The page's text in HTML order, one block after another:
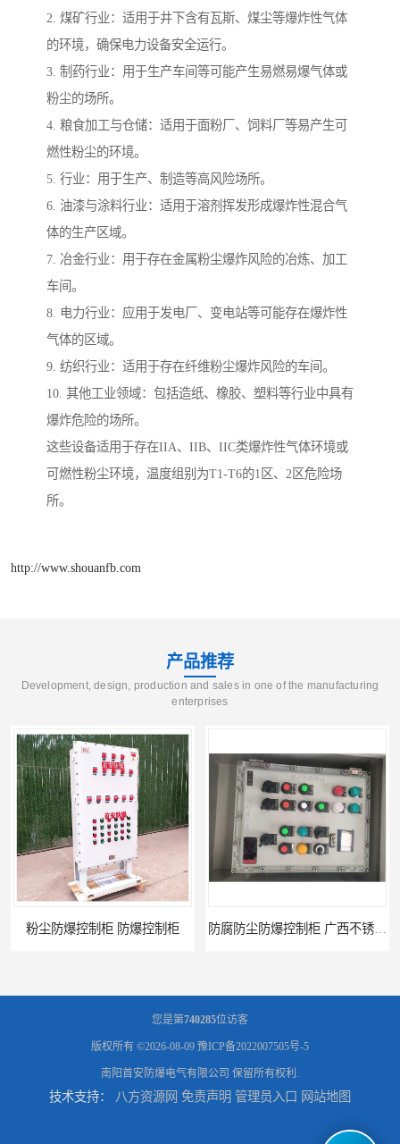
2. 煤矿行业：适用于井下含有瓦斯、煤尘等爆炸性气体
的环境，确保电力设备安全运行。
3. 制药行业：用于生产车间等可能产生易燃易爆气体或
粉尘的场所。
4. 粮食加工与仓储：适用于面粉厂、饲料厂等易产生可
燃性粉尘的环境。
5. 行业：用于生产、制造等高风险场所。
6. 油漆与涂料行业：适用于溶剂挥发形成爆炸性混合气
体的生产区域。
7. 冶金行业：用于存在金属粉尘爆炸风险的冶炼、加工
车间。
8. 电力行业：应用于发电厂、变电站等可能存在爆炸性
气体的区域。
9. 纺织行业：适用于存在纤维粉尘爆炸风险的车间。
10. 其他工业领域：包括造纸、橡胶、塑料等行业中具有
爆炸危险的场所。
这些设备适用于存在IIA、IIB、IIC类爆炸性气体环境或
可燃性粉尘环境，温度组别为T1-T6的1区、2区危险场
所。
http://www.shouanfb.com
产品推荐
Development, design, production and sales in one of the manufacturing
enterprises
粉尘防爆控制柜 防爆控制柜 防腐防尘防爆控制柜 广西不锈钢防爆柜
您是第740285位访客
版权所有 ©2026-08-09 豫ICP备2022007505号-5
南阳首安防爆电气有限公司 保留所有权利.
技术支持： 八方资源网 免责声明 管理员入口 网站地图